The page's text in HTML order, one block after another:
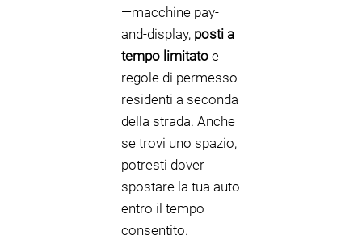
—macchine pay-
and-display, posti a
tempo limitato e
regole di permesso
residenti a seconda
della strada. Anche
se trovi uno spazio,
potresti dover
spostare la tua auto
entro il tempo
consentito.